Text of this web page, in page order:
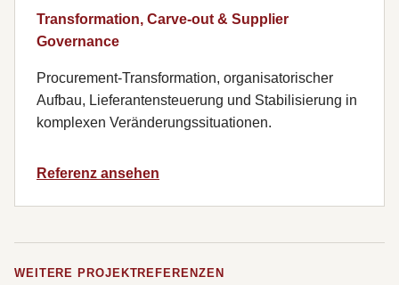
Transformation, Carve-out & Supplier
Governance
Procurement-Transformation, organisatorischer
Aufbau, Lieferantensteuerung und Stabilisierung in
komplexen Veränderungssituationen.
Referenz ansehen
WEITERE PROJEKTREFERENZEN